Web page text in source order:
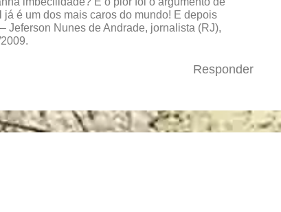
já é um dos mais caros do mundo! E depois
Jeferson Nunes de Andrade, jornalista (RJ),
Responder